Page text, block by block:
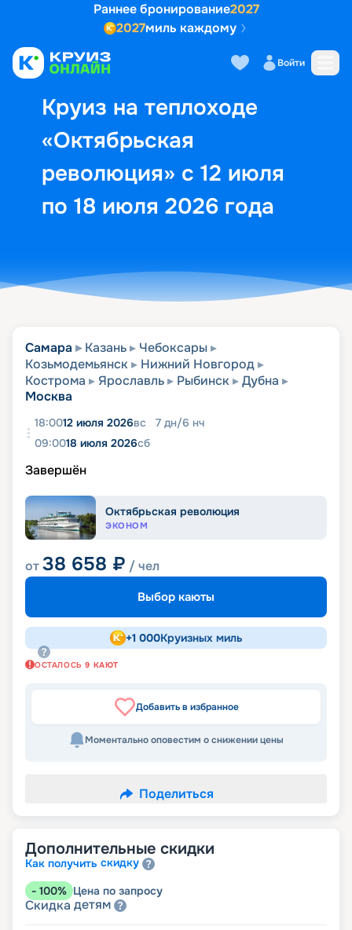
Раннее бронирование2027
2027миль каждому
Войти
Круиз на теплоходе
«Октябрьская
революция» с 12 июля
по 18 июля 2026 года
Выбор кают Маршрут и
Самара Казань
Чебоксары
Козьмодемьянск
Нижний Новгород
Кострома
Ярославль Рыбинск
Дубна
Москва
18:0012 июля 2026вс 7 дн/6 нч
09:0018 июля 2026сб
Завершён
Октябрьская революция
ЭКОНОМ
от38 658 ₽ / чел
Выбор каюты
+1 000Круизных миль
ОСТАЛОСЬ 9 КАЮТ
Добавить в избранное
Моментально оповестим о снижении цены
Поделиться
Дополнительные скидки
Как получить скидку
- 100% Цена по запросу
Скидка детям